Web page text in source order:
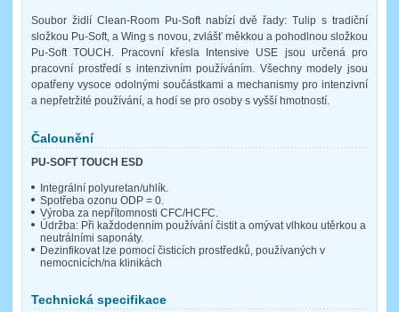
Soubor židlí Clean-Room Pu-Soft nabízí dvě řady: Tulip s tradiční
složkou Pu-Soft, a Wing s novou, zvlášť měkkou a pohodlnou složkou
Pu-Soft TOUCH. Pracovní křesla Intensive USE jsou určená pro
pracovní prostředí s intenzivním používáním. Všechny modely jsou
opatřeny vysoce odolnými součástkami a mechanismy pro intenzivní
a nepřetržité používání, a hodí se pro osoby s vyšší hmotností.
Čalounění
PU-SOFT TOUCH ESD
Integrální polyuretan/uhlík.
Spotřeba ozonu ODP = 0.
Výroba za nepřítomnosti CFC/HCFC.
Údržba: Při každodenním používání čistit a omývat vlhkou utěrkou a
neutrálními saponáty.
Dezinfikovat lze pomocí čisticích prostředků, používaných v
nemocnicích/na klinikách
Technická specifikace